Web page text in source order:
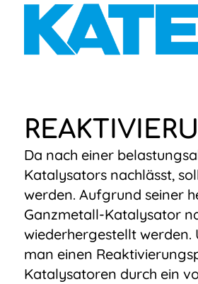
Da nach einer
Katalysators nachlässt,
werden. Aufgrund seiner
Ganzmetall-Katalysator
wiederhergestellt
man einen
Katalysatoren durch ein